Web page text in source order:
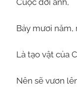
Bảy mươi năm,
Là tạo vật của
Nên sẽ vươn